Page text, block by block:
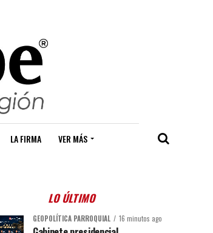
LA FIRMA VER MÁS
LO ÚLTIMO
GEOPOLÍTICA PARROQUIAL 16 minutos ago